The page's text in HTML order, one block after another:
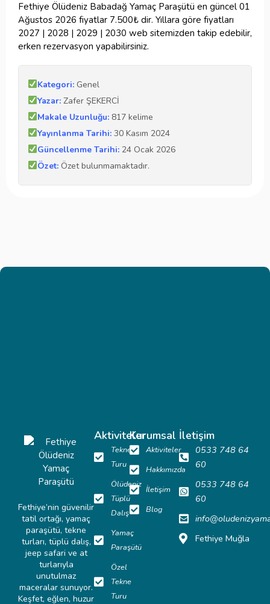
Fethiye Ölüdeniz Babadağ Yamaç Paraşütü en güncel 01
Ağustos 2026 fiyatlar 7.500₺ dir. Yıllara göre fiyatları
2027 | 2028 | 2029 | 2030 web sitemizden takip edebilir,
erken rezervasyon yapabilirsiniz.
Kategori:Genel
Yazar:Zafer ŞEKERCİ
Makale Uzunluğu:817 kelime
Yayınlanma Tarihi:30 Kasım 2024
Güncellenme Tarihi:24 Ocak 2026
Özet:Özet bulunmamaktadır.
Fethiye’nin güvenilir
tatil ortağı, yamaç
paraşütü, tekne
turları, tüplü dalış,
jeep safari ve at
turlarıyla
unutulmaz
maceralar sunuyor.
Keşfet, eğlen, huzur
Aktiviteler
Tekne
Turu
Ölüdeniz
Tüplü
Dalış
Yamaç
Paraşütü
Özel
Tekne
Turu
Kurumsal
Aktiviteler
Hakkımızda
İletişim
Blog
İletişim
0533 748 64
60
0533 748 64
60
Fethiye Muğla